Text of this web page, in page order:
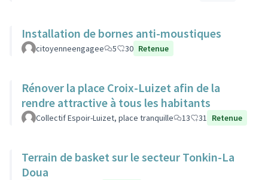
Installation de bornes anti-moustiques
citoyenneengagee 5 30 Retenue
Rénover la place Croix-Luizet afin de la
rendre attractive à tous les habitants
Collectif Espoir-Luizet, place tranquille 13 31 Retenue
Terrain de basket sur le secteur Tonkin-La
Doua